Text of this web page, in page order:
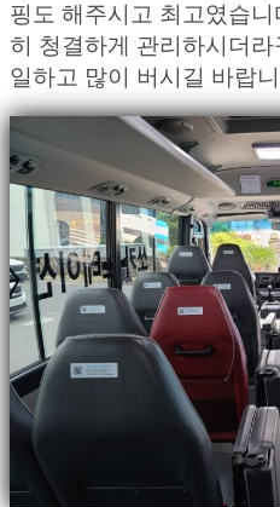
핑도 해주시고 최고였습
히 청결하게 관리하시더라
일하고 많이 버시길 바랍